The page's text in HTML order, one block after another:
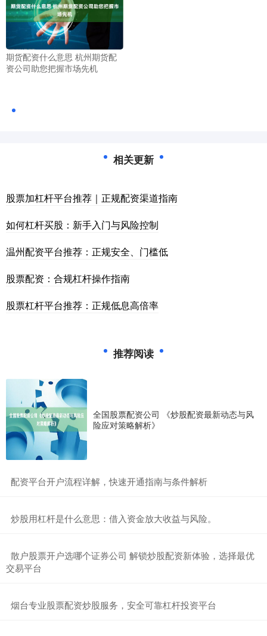
期货配资什么意思 杭州期货配
资公司助您把握市场先机
相关更新
股票加杠杆平台推荐｜正规配资渠道指南
如何杠杆买股：新手入门与风险控制
温州配资平台推荐：正规安全、门槛低
股票配资：合规杠杆操作指南
股票杠杆平台推荐：正规低息高倍率
推荐阅读
全国股票配资公司 《炒股配资最新动态与风
险应对策略解析》
​配资平台开户流程详解，快速开通指南与条件解析
​炒股用杠杆是什么意思：借入资金放大收益与风险。
​散户股票开户选哪个证券公司 解锁炒股配资新体验，选择最优
交易平台
​烟台专业股票配资炒股服务，安全可靠杠杆投资平台